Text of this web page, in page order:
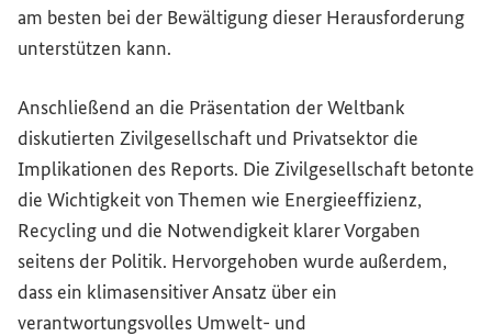
am besten bei der Bewältigung dieser Herausforderung
unterstützen kann.
Anschließend an die Präsentation der Weltbank
diskutierten Zivilgesellschaft und Privatsektor die
Implikationen des Reports. Die Zivilgesellschaft betonte
die Wichtigkeit von Themen wie Energieeffizienz,
Recycling und die Notwendigkeit klarer Vorgaben
seitens der Politik. Hervorgehoben wurde außerdem,
dass ein klimasensitiver Ansatz über ein
verantwortungsvolles Umwelt- und